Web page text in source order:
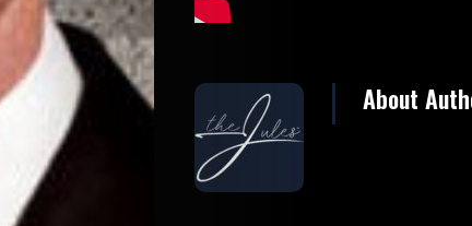
Életmód
Utazás
Dizájn
Divat
About